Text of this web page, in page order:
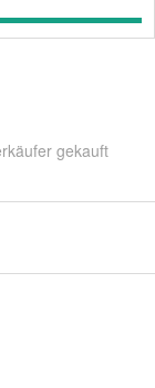
gekauft